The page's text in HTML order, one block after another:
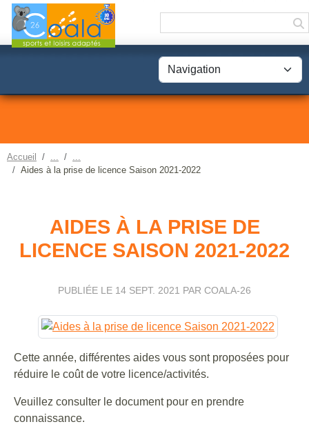
Accueil
Aides à la prise de licence Saison 2021-2022
AIDES À LA PRISE DE
LICENCE SAISON 2021-2022
PUBLIÉE LE 14 SEPT. 2021 PAR COALA-26
Cette année, différentes aides vous sont proposées pour
réduire le coût de votre licence/activités.
Veuillez consulter le document pour en prendre
connaissance.
Panneau de gestion des cookies